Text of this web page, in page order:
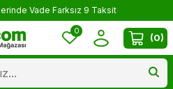
Vade Farksız 9 Taksit
0
(0)